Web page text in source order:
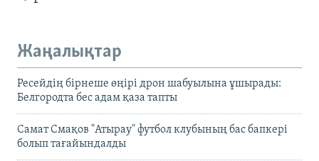
Жаңалықтар
Ресейдің бірнеше өңірі дрон шабуылына ұшырады:
Белгородта бес адам қаза тапты
Самат Смақов "Атырау" футбол клубының бас бапкері
болып тағайындалды